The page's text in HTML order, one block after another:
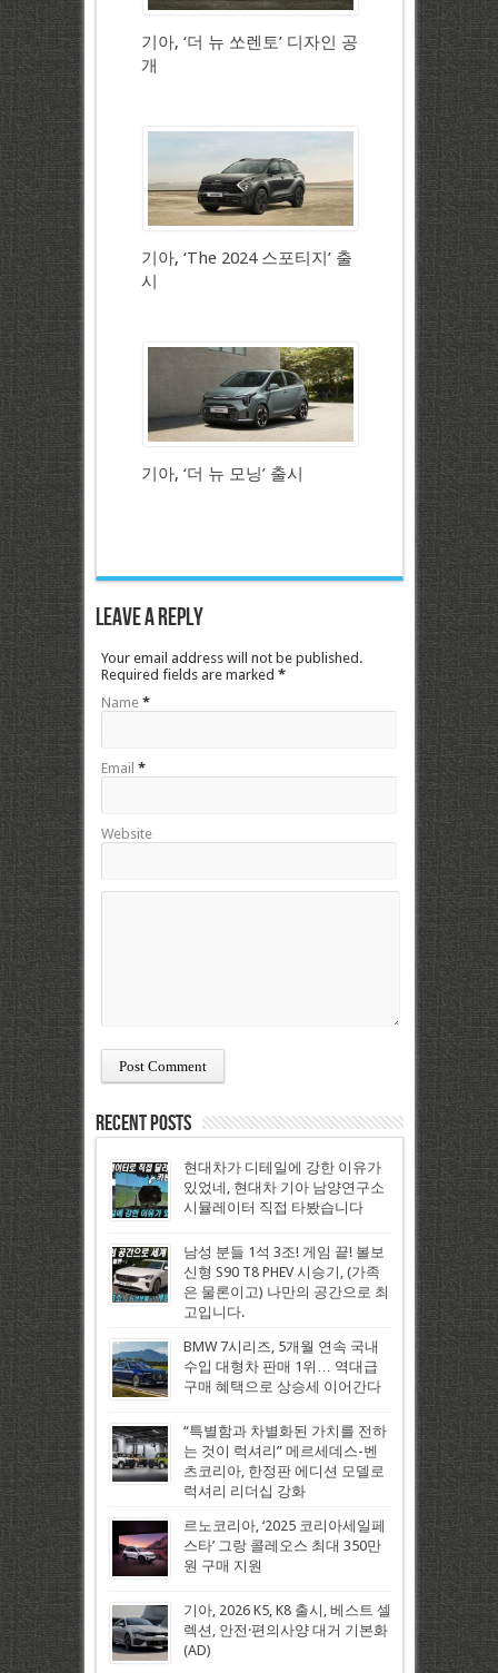
기아, ‘더 뉴 쏘렌토’ 디자인 공
개
기아, ‘The 2024 스포티지’ 출
시
기아, ‘더 뉴 모닝’ 출시
Leave a Reply
Your email address will not be published.
Required fields are marked *
Name *
Email *
Website
Recent Posts
현대차가 디테일에 강한 이유가
있었네, 현대차 기아 남양연구소
시뮬레이터 직접 타봤습니다
남성 분들 1석 3조! 게임 끝! 볼보
신형 S90 T8 PHEV 시승기, (가족
은 물론이고) 나만의 공간으로 최
고입니다.
BMW 7시리즈, 5개월 연속 국내
수입 대형차 판매 1위… 역대급
구매 혜택으로 상승세 이어간다
“특별함과 차별화된 가치를 전하
는 것이 럭셔리” 메르세데스-벤
츠코리아, 한정판 에디션 모델로
럭셔리 리더십 강화
르노코리아, ‘2025 코리아세일페
스타’ 그랑 콜레오스 최대 350만
원 구매 지원
기아, 2026 K5, K8 출시, 베스트 셀
렉션, 안전·편의사양 대거 기본화
(AD)